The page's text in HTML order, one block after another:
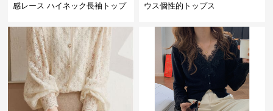
感レース ハイネック長袖トップ
ウス個性的トップス